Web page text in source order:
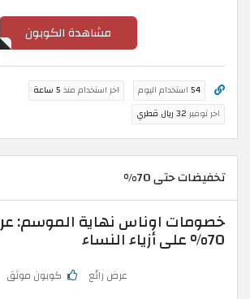
مشاهدة الكوبون
54 استخدام اليوم اخر استخدام منذ 5 ساعة
اخر توفير 32 ريال قطري
تخفيضات حتى 70%
خصومات اوناس نهاية الموسم:
70% على أزياء النساء
عرض رائع كوبون موثق